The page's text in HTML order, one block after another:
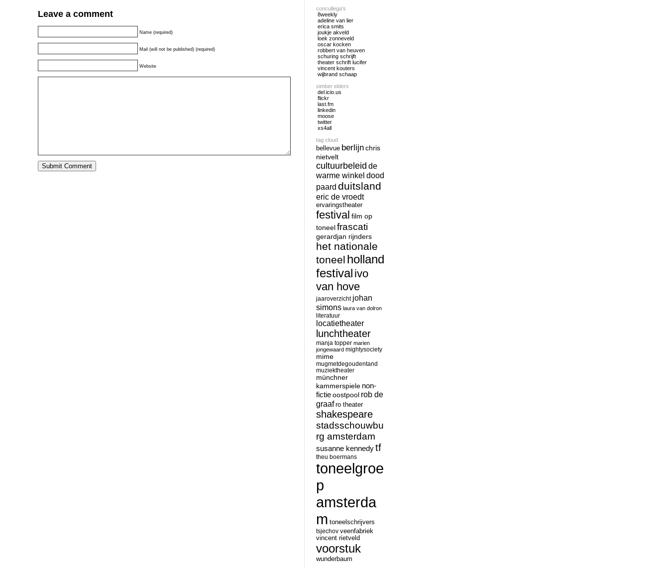
Leave a comment
Name (required)
Mail (will not be published) (required)
Website
concullega's
8weekly
adeline van lier
erica smits
joukje akveld
loek zonneveld
oscar kocken
robbert van heuven
schuring schrijft
theater schrift lucifer
vincent kouters
wijbrand schaap
simber elders
del.icio.us
flickr
last.fm
linkedin
moose
twitter
xs4all
tag cloud
bellevue berlijnchris
nietvelt
cultuurbeleid de
warme winkel dood
paard duitsland
eric de vroedt
ervaringstheater
festival film op
toneelfrascati
gerardjan rijnders
het nationale
toneel holland
festival ivo
van hove
jaaroverzicht johan
simons laura van dolron
literatuur
locatietheater
lunchtheater
manja topper marien
jongewaard mightysociety
mime
mugmetdegoudentand
muziektheater
münchner
kammerspiele non-
fictieoostpool rob de
graaf ro theater
shakespeare
stadsschouwbu
rg amsterdam
susanne kennedytf
theu boermans
toneelgroe
p
amsterda
m toneelschrijvers
tsjechov veenfabriek
vincent rietveld
voorstuk
wunderbaum